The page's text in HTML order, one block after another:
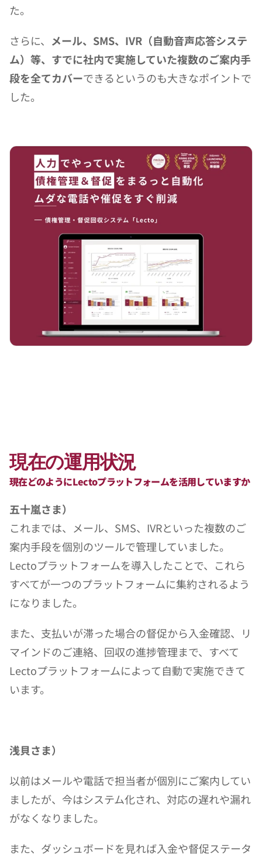
た。
さらに、 メール、SMS、IVR（自動音声応答システ
ム）等、すでに社内で実施していた複数のご案内手
段を全てカバーできるというのも大きなポイントで
した。
現在の運用状況
現在どのようにLectoプラットフォームを活用していますか
五十嵐さま）
これまでは、メール、SMS、IVRといった複数のご
案内手段を個別のツールで管理していました。
Lectoプラットフォームを導入したことで、これら
すべてが一つのプラットフォームに集約されるよう
になりました。
また、支払いが滞った場合の督促から入金確認、リ
マインドのご連絡、回収の進捗管理まで、すべて
Lectoプラットフォームによって自動で実施できて
います。
浅貝さま）
以前はメールや電話で担当者が個別にご案内してい
ましたが、今はシステム化され、対応の遅れや漏れ
がなくなりました。
また、ダッシュボードを見れば入金や督促ステータ